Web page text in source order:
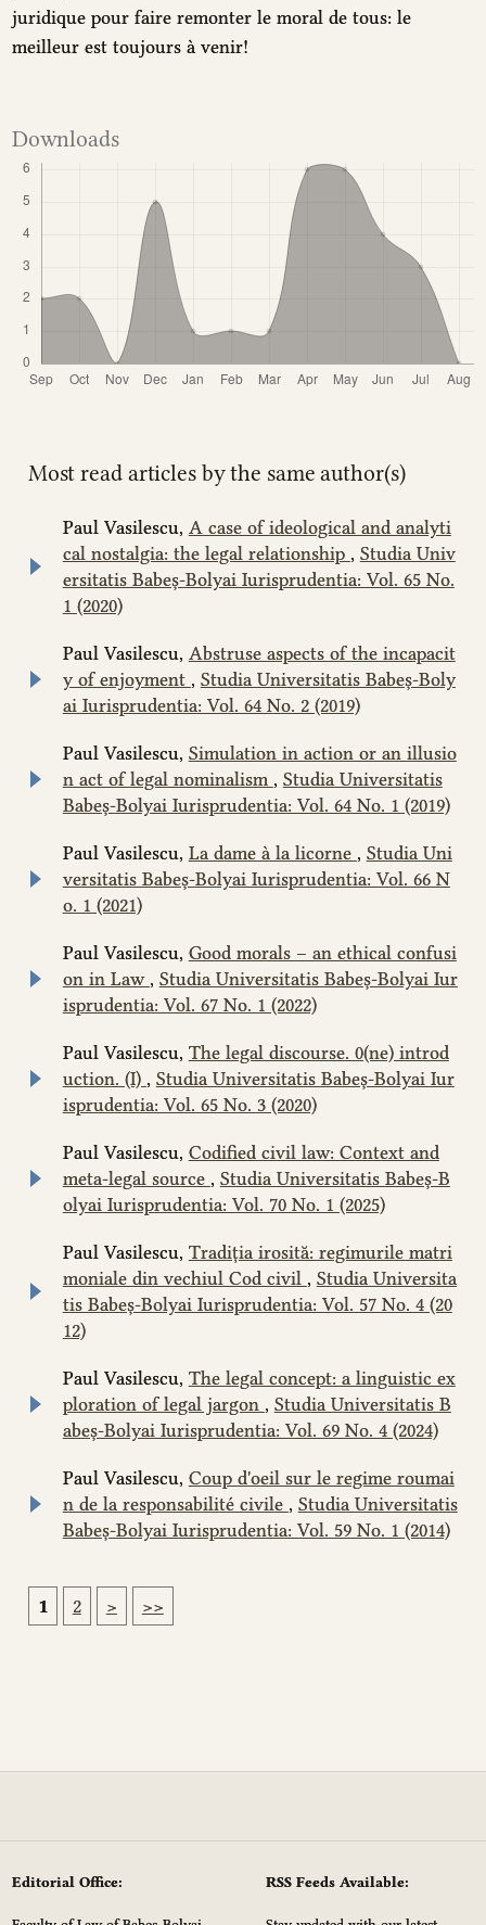
juridique pour faire remonter le moral de tous: le
meilleur est toujours à venir!
Downloads
Most read articles by the same author(s)
Paul Vasilescu, A case of ideological and analyti
cal nostalgia: the legal relationship , Studia Univ
ersitatis Babeș-Bolyai Iurisprudentia: Vol. 65 No.
1 (2020)
Paul Vasilescu, Abstruse aspects of the incapacit
y of enjoyment , Studia Universitatis Babeș-Boly
ai Iurisprudentia: Vol. 64 No. 2 (2019)
Paul Vasilescu, Simulation in action or an illusio
n act of legal nominalism , Studia Universitatis
Babeș-Bolyai Iurisprudentia: Vol. 64 No. 1 (2019)
Paul Vasilescu, La dame à la licorne , Studia Uni
versitatis Babeș-Bolyai Iurisprudentia: Vol. 66 N
o. 1 (2021)
Paul Vasilescu, Good morals – an ethical confusi
on in Law , Studia Universitatis Babeș-Bolyai Iur
isprudentia: Vol. 67 No. 1 (2022)
Paul Vasilescu, The legal discourse. 0(ne) introd
uction. (I) , Studia Universitatis Babeș-Bolyai Iur
isprudentia: Vol. 65 No. 3 (2020)
Paul Vasilescu, Codified civil law: Context and
meta-legal source , Studia Universitatis Babeș-B
olyai Iurisprudentia: Vol. 70 No. 1 (2025)
Paul Vasilescu, Tradiția irosită: regimurile matri
moniale din vechiul Cod civil , Studia Universita
tis Babeș-Bolyai Iurisprudentia: Vol. 57 No. 4 (20
12)
Paul Vasilescu, The legal concept: a linguistic ex
ploration of legal jargon , Studia Universitatis B
abeș-Bolyai Iurisprudentia: Vol. 69 No. 4 (2024)
Paul Vasilescu, Coup d'oeil sur le regime roumai
n de la responsabilité civile , Studia Universitatis
Babeș-Bolyai Iurisprudentia: Vol. 59 No. 1 (2014)
1 2 > >>
Editorial Office: RSS Feeds Available: